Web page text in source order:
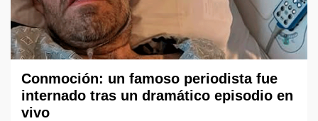
Conmoción: un famoso periodista fue
internado tras un dramático episodio en
vivo